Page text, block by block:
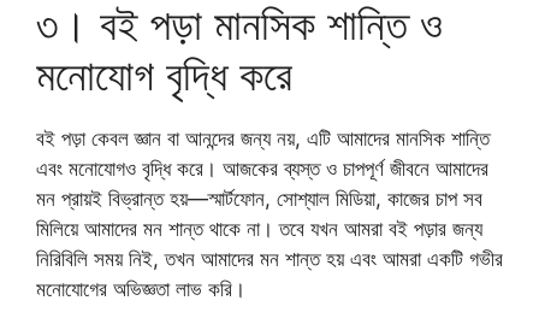
৩। বই পড়া মানসিক শান্তি ও
মনোযোগ বৃদ্ধি করে
বই পড়া কেবল জ্ঞান বা আনন্দের জন্য নয়, এটি আমাদের মানসিক শান্তি
এবং মনোযোগও বৃদ্ধি করে। আজকের ব্যস্ত ও চাপপূর্ণ জীবনে আমাদের
মন প্রায়ই বিভ্রান্ত হয়—স্মার্টফোন, সোশ্যাল মিডিয়া, কাজের চাপ সব
মিলিয়ে আমাদের মন শান্ত থাকে না। তবে যখন আমরা বই পড়ার জন্য
নিরিবিলি সময় নিই, তখন আমাদের মন শান্ত হয় এবং আমরা একটি গভীর
মনোযোগের অভিজ্ঞতা লাভ করি।